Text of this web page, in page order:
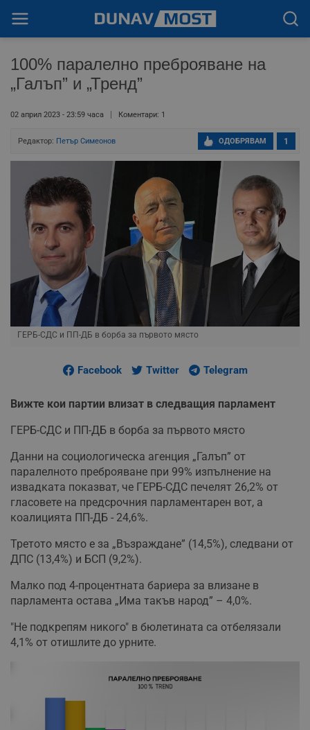
100% паралелно преброяване на
„Галъп” и „Тренд”
02 април 2023 - 23:59 часа Коментари: 1
Редактор: Петър Симеонов 1
ОДОБРЯВАМ
ГЕРБ-СДС и ПП-ДБ в борба за първото място
Facebook Twitter Telegram
Вижте кои партии влизат в следващия парламент
ГЕРБ-СДС и ПП-ДБ в борба за първото място
Данни на социологическа агенция „Галъп” от
паралелното преброяване при 99% изпълнение на
извадката показват, че ГЕРБ-СДС печелят 26,2% от
гласовете на предсрочния парламентарен вот, а
коалицията ПП-ДБ - 24,6%.
Третото място е за „Възраждане” (14,5%), следвани от
ДПС (13,4%) и БСП (9,2%).
Малко под 4-процентната бариера за влизане в
парламента остава „Има такъв народ” – 4,0%.
"Не подкрепям никого" в бюлетината са отбелязали
4,1% от отишлите до урните.